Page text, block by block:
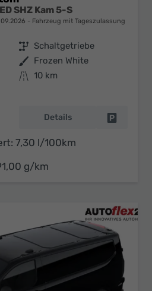
SHZ Kam 5-S
Fahrzeug mit Tageszulassung
Getriebe Schaltgetriebe
Außenfarbe Frozen White
Kilometerstand 10 km
Details
7,30 l/100km
g/km